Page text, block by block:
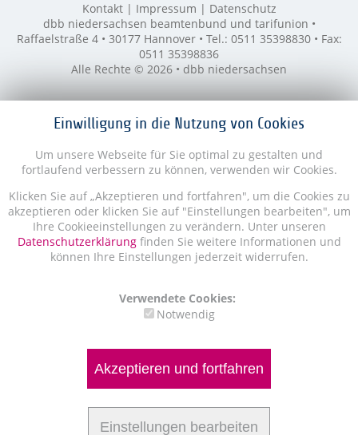
Einwilligung in die Nutzung von Cookies
Um unsere Webseite für Sie optimal zu gestalten und
fortlaufend verbessern zu können, verwenden wir Cookies.
Klicken Sie auf „Akzeptieren und fortfahren", um die Cookies zu
akzeptieren oder klicken Sie auf "Einstellungen bearbeiten", um
Ihre Cookieeinstellungen zu verändern. Unter unseren
Datenschutzerklärungfinden Sie weitere Informationen und
können Ihre Einstellungen jederzeit widerrufen.
Verwendete Cookies:
Notwendig
Akzeptieren und fortfahren
Einstellungen bearbeiten
Kontakt Impressum
Datenschutz
dbb niedersachsen beamtenbund und tarifunion •
Raffaelstraße 4 • 30177 Hannover • Tel.: 0511 35398830 • Fax:
0511 35398836
Alle Rechte © 2026 • dbb niedersachsen